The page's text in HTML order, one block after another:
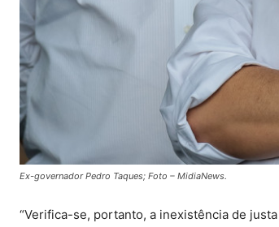
Ex-governador Pedro Taques; Foto – MidiaNews.
“Verifica-se, portanto, a inexistência de